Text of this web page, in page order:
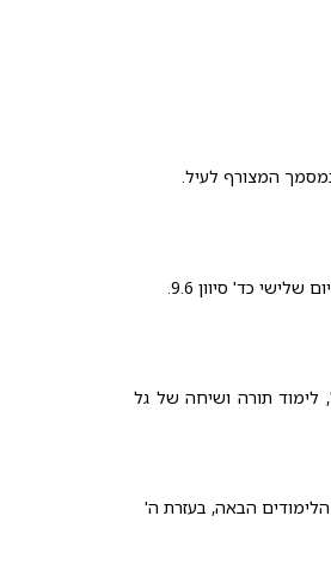
כד' סיוון 9.6.
הודאה לה', לימוד תורה ושיחה של גל
הבאה, בעזרת ה'